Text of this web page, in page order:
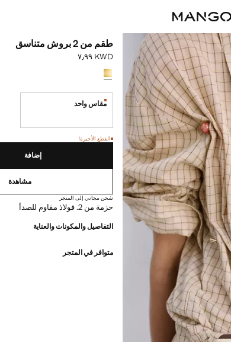
طقم من 2 بروش متناسق
السعر الحالي [KWD ٧٫٩٩ ]
KWD ٧٫٩٩
حدد اللون
مقاس واحد
القطع الأخيرة!
القطع الأخيرة!
إضافة
مشاهدة
شحن مجاني إلى المتجر
حزمة من 2. فولاذ مقاوم للصدأ
التفاصيل والمكونات والعناية
متوافر في المتجر